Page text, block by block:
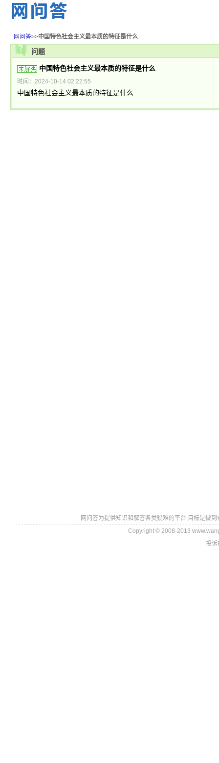
网问答>>中国特色社会主义最本质的特征是什么
问题
中国特色社会主义最本质的特征是什么
时间：2024-10-14 02:22:55
中国特色社会主义最本质的特征是什么
网问答为提供知识和解答各类疑难的平台,目标是做
Copyright © 2008-2013
投诉